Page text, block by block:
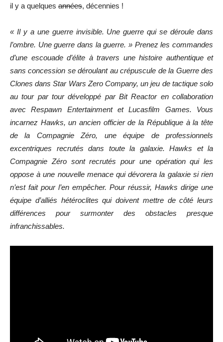
il y a quelques années, décennies !
« Il y a une guerre invisible. Une guerre qui se déroule dans
l’ombre. Une guerre dans la guerre. » Prenez les commandes
d’une escouade d’élite à travers une histoire authentique et
sans concession se déroulant au crépuscule de la Guerre des
Clones dans Star Wars Zero Company, un jeu de tactique solo
au tour par tour développé par Bit Reactor en collaboration
avec Respawn Entertainment et Lucasfilm Games. Vous
incarnez Hawks, un ancien officier de la République à la tête
de la Compagnie Zéro, une équipe de professionnels
excentriques recrutés dans toute la galaxie. Hawks et la
Compagnie Zéro sont recrutés pour une opération qui les
oppose à une nouvelle menace qui dévorera la galaxie si rien
n’est fait pour l’en empêcher. Pour réussir, Hawks dirige une
équipe d’alliés hétéroclites qui doivent mettre de côté leurs
différences pour surmonter des obstacles presque
infranchissables.